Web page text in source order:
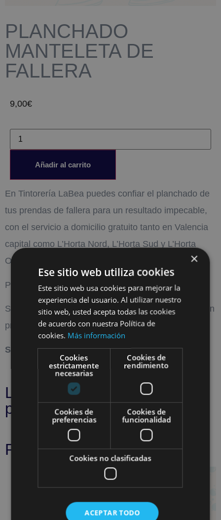
PLANCHADO
MANTELETA DE
FALLERA
9,00€
Añadir al carrito
En Tintorería LaBea puedes confiar el planchado de
tus prendas de fallera para un resultado impecable,
con el servicio a domicilio gratuito tanto en Valencia
capital como L’Horta Nord, L’Horta Sud y L’Horta
Oest.
Planchado profesional de una manteleta de fallera.
Se devuelve con funda y en percha o doblado, según
preferencia.
Servicio a domicilio gratuito incluido.
Los clientes que vieron este
producto también vieron
Productos relacionados
×
Ese sitio web utiliza cookies
Este sitio web usa cookies para mejorar la
experiencia del usuario. Al utilizar nuestro
sitio web, usted acepta todas las cookies
de acuerdo con nuestra Política de
cookies. Más información
Cookies
estrictamente
necesarias
Cookies de
rendimiento
Cookies de
preferencias
Cookies de
funcionalidad
Cookies no clasificadas
ACEPTAR TODO